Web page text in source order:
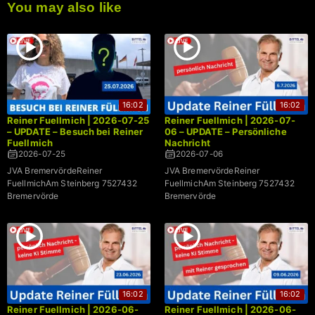
You may also like
16:02
Reiner Fuellmich | 2026-07-25
– UPDATE – Besuch bei Reiner
Fuellmich
2026-07-25
JVA BremervördeReiner
FuellmichAm Steinberg 7527432
Bremervörde
16:02
Reiner Fuellmich | 2026-07-
06 – UPDATE – Persönliche
Nachricht
2026-07-06
JVA BremervördeReiner
FuellmichAm Steinberg 7527432
Bremervörde
16:02
Reiner Fuellmich | 2026-06-
16:02
Reiner Fuellmich | 2026-06-